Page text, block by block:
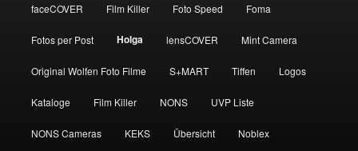
faceCOVER Film Killer Foto Speed Foma
Fotos per Post Holga lensCOVER Mint Camera
Original Wolfen Foto Filme S+MART Tiffen Logos
Kataloge Film Killer NONS UVP Liste
NONS Cameras KEKS Übersicht Noblex